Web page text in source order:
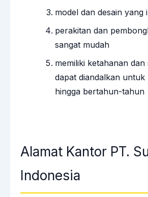
model dan desain yang
perakitan dan
sangat mudah
memiliki ketahanan
dapat diandalkan
hingga bertahun-tahun
Alamat Kantor PT.
Indonesia